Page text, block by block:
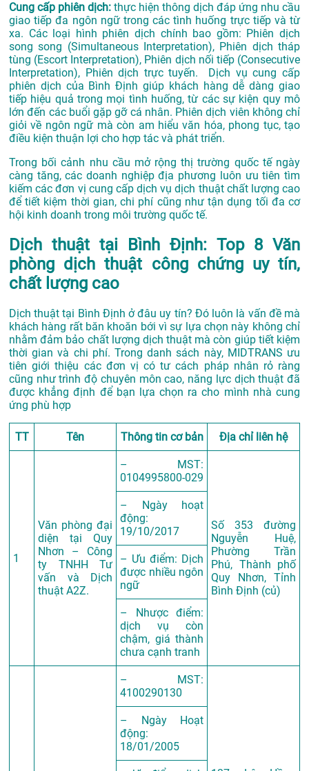
Cung cấp phiên dịch: thực hiện thông dịch đáp ứng nhu cầu
giao tiếp đa ngôn ngữ trong các tình huống trực tiếp và từ
xa. Các loại hình phiên dịch chính bao gồm: Phiên dịch
song song (Simultaneous Interpretation), Phiên dịch tháp
tùng (Escort Interpretation), Phiên dịch nối tiếp (Consecutive
Interpretation), Phiên dịch trực tuyến. Dịch vụ cung cấp
phiên dịch của Bình Định giúp khách hàng dễ dàng giao
tiếp hiệu quả trong mọi tình huống, từ các sự kiện quy mô
lớn đến các buổi gặp gỡ cá nhân. Phiên dịch viên không chỉ
giỏi về ngôn ngữ mà còn am hiểu văn hóa, phong tục, tạo
điều kiện thuận lợi cho hợp tác và phát triển.
Trong bối cảnh nhu cầu mở rộng thị trường quốc tế ngày
càng tăng, các doanh nghiệp địa phương luôn ưu tiên tìm
kiếm các đơn vị cung cấp dịch vụ dịch thuật chất lượng cao
để tiết kiệm thời gian, chi phí cũng như tận dụng tối đa cơ
hội kinh doanh trong môi trường quốc tế.
Dịch thuật tại Bình Định: Top 8 Văn
phòng dịch thuật công chứng uy tín,
chất lượng cao
Dịch thuật tại Bình Định ở đâu uy tín? Đó luôn là vấn đề mà
khách hàng rất băn khoăn bới vì sự lựa chọn này không chỉ
nhằm đảm bảo chất lượng dịch thuật mà còn giúp tiết kiệm
thời gian và chi phí. Trong danh sách này, MIDTRANS ưu
tiên giới thiệu các đơn vị có tư cách pháp nhân rỏ ràng
cũng như trình độ chuyên môn cao, năng lực dịch thuật đã
được khẳng định để bạn lựa chọn ra cho mình nhà cung
ứng phù hợp
TT Tên Thông tin cơ bản Địa chỉ liên hệ
1
Văn phòng đại
diện tại Quy
Nhơn – Công
ty TNHH Tư
vấn và Dịch
thuật A2Z.
– MST:
0104995800-029
Số 353 đường
Nguyễn Huệ,
Phường Trần
Phú, Thành phố
Quy Nhơn, Tỉnh
Bình Định (củ)
– Ngày hoạt
động:
19/10/2017
– Ưu điểm: Dịch
được nhiều ngôn
ngữ
– Nhược điểm:
dịch vụ còn
chậm, giá thành
chưa cạnh tranh
– MST:
4100290130
– Ngày Hoạt
động:
18/01/2005